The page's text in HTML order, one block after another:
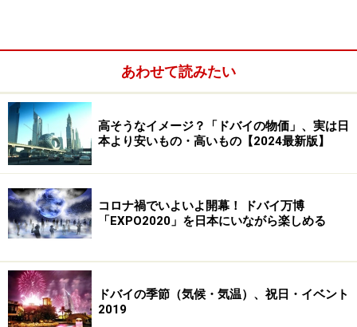
トイレも少なくなかったのですが、場所によっては早く
出たいと思うようなトイレもありました。日本語表記が
されている日本製のトイレや使い方を考えてしまうよう
なトイレなど、面白い発見も。基本的にドバイではトイ
レの使用料や清掃係にチップなどの支払いは必要ないの
でご安心を。（特別なサービスをしてもらって自分がお
あわせて読みたい
高そうなイメージ？「ドバイの物価」、実は日
本より安いもの・高いもの【2024最新版】
コロナ禍でいよいよ開幕！ ドバイ万博
「EXPO2020」を日本にいながら楽しめる
ドバイの季節（気候・気温）、祝日・イベント
2019